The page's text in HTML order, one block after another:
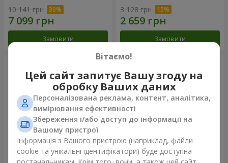
10 141 грн
Замовити
3 128 грн
Замовити
Вітаємо!
Цей сайт запитує Вашу згоду на
обробку Ваших даних
Персоналізована реклама, контент, аналітика,
вимірювання ефективності
Збереження і/або доступ до інформації на
Вашому пристрої
Інформація з Вашого пристрою (наприклад, файли
cookie та унікальні ідентифікатори) буде доступна